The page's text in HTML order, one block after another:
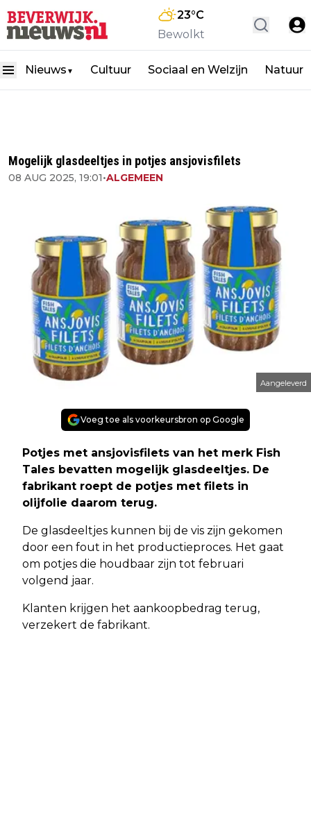
23°C
Bewolkt
Nieuws ▼ Cultuur Sociaal en Welzijn Natuur
Mogelijk glasdeeltjes in potjes ansjovisfilets
08 AUG 2025, 19:01•ALGEMEEN
Aangeleverd
Voeg toe als voorkeursbron op Google
Potjes met ansjovisfilets van het merk Fish
Tales bevatten mogelijk glasdeeltjes. De
fabrikant roept de potjes met filets in
olijfolie daarom terug.
De glasdeeltjes kunnen bij de vis zijn gekomen
door een fout in het productieproces. Het gaat
om potjes die houdbaar zijn tot februari
volgend jaar.
Klanten krijgen het aankoopbedrag terug,
verzekert de fabrikant.